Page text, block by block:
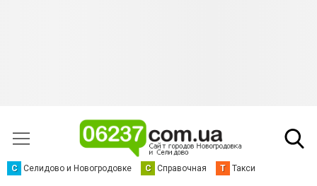
С Селидово и Новогродовке С Справочная Т Такси